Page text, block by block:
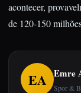
acontecer,
de 120-150
EA Emre
Spor &